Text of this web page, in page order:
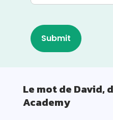
Le mot de David,
Academy